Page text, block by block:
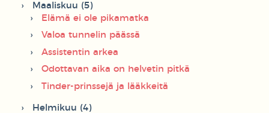
Maaliskuu (5)
Elämä ei ole pikamatka
Valoa tunnelin päässä
Assistentin arkea
Odottavan aika on helvetin pitkä
Tinder-prinssejä ja lääkkeitä
Helmikuu (4)